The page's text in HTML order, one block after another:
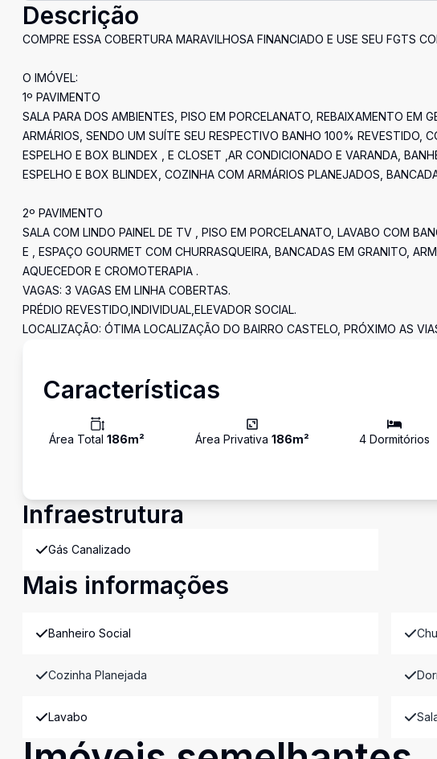
Descrição
COMPRE ESSA COBERTURA MARAVILHOSA FINANCIADO E USE SEU FGTS
O IMÓVEL:
1º PAVIMENTO
SALA PARA DOS AMBIENTES, PISO EM PORCELANATO, REBAIXAMENTO EM
ARMÁRIOS, SENDO UM SUÍTE SEU RESPECTIVO BANHO 100% REVESTIDO,
ESPELHO E BOX BLINDEX , E CLOSET ,AR CONDICIONADO E VARANDA,
ESPELHO E BOX BLINDEX, COZINHA COM ARMÁRIOS PLANEJADOS,
2º PAVIMENTO
SALA COM LINDO PAINEL DE TV , PISO EM PORCELANATO, LAVABO COM
E , ESPAÇO GOURMET COM CHURRASQUEIRA, BANCADAS EM GRANITO,
AQUECEDOR E CROMOTERAPIA .
VAGAS: 3 VAGAS EM LINHA COBERTAS.
PRÉDIO REVESTIDO,INDIVIDUAL,ELEVADOR SOCIAL.
LOCALIZAÇÃO: ÓTIMA LOCALIZAÇÃO DO BAIRRO CASTELO, PRÓXIMO AS
Características
Área Total 186m² Área Privativa 186m² 4 Dormitórios
Infraestrutura
Gás Canalizado
Mais informações
Banheiro Social
Cozinha Planejada
Lavabo